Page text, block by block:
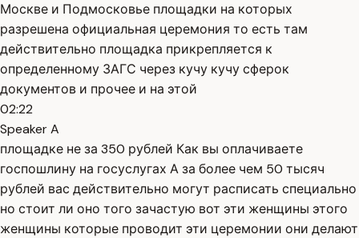
Москве и Подмосковье площадки на которых
разрешена официальная церемония то есть там
действительно площадка прикрепляется к
определенному ЗАГС через кучу кучу сферок
документов и прочее и на этой
02:22
Speaker A
площадке не за 350 рублей Как вы оплачиваете
госпошлину на госуслугах А за более чем 50 тысяч
рублей вас действительно могут расписать специально
но стоит ли оно того зачастую вот эти женщины этого
женщины которые проводит эти церемонии они делают